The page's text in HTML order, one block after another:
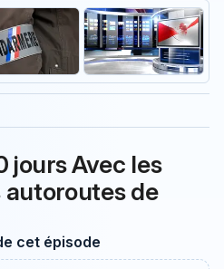
jours Avec les
de
cet épisode